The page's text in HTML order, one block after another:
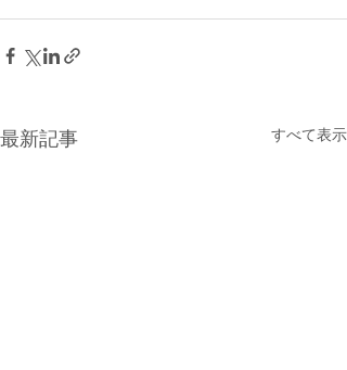
最新記事 すべて表示